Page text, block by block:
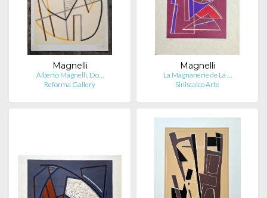
Magnelli
Alberto Magnelli, Do…
Reforma Gallery
Magnelli
La Magnanerie de La …
Siniscalco Arte